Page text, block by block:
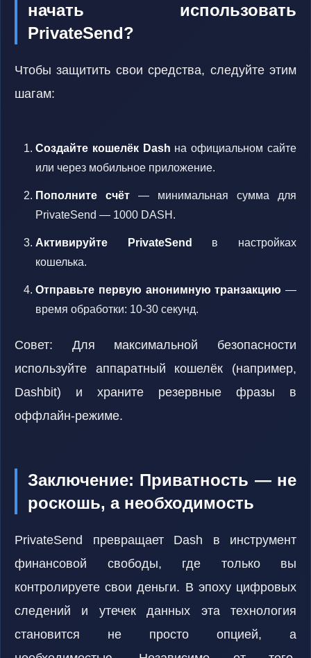
начать использовать
PrivateSend?
Чтобы защитить свои средства, следуйте этим
шагам:
Создайте кошелёк Dash на официальном сайте
или через мобильное приложение.
Пополните счёт — минимальная сумма для
PrivateSend — 1000 DASH.
Активируйте PrivateSend
в настройках
кошелька.
Отправьте первую анонимную транзакцию —
время обработки: 10-30 секунд.
Совет: Для максимальной безопасности
используйте аппаратный кошелёк (например,
Dashbit) и храните резервные фразы в
оффлайн-режиме.
Заключение: Приватность — не
роскошь, а необходимость
PrivateSend превращает Dash в инструмент
финансовой свободы, где только вы
контролируете свои деньги. В эпоху цифровых
следений и утечек данных эта технология
становится не просто опцией, а